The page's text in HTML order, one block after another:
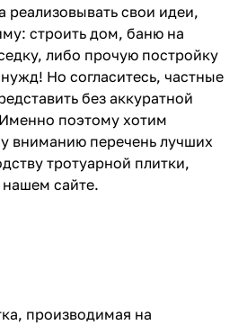
реализовывать свои идеи,
строить дом, баню на
либо прочую постройку
Но согласитесь, частные
без аккуратной
поэтому хотим
вниманию перечень лучших
тротуарной плитки,
сайте.
производимая на